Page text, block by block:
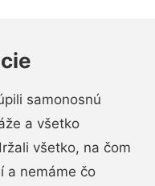
samonosnú
a všetko
všetko, na čom
a nemáme čo